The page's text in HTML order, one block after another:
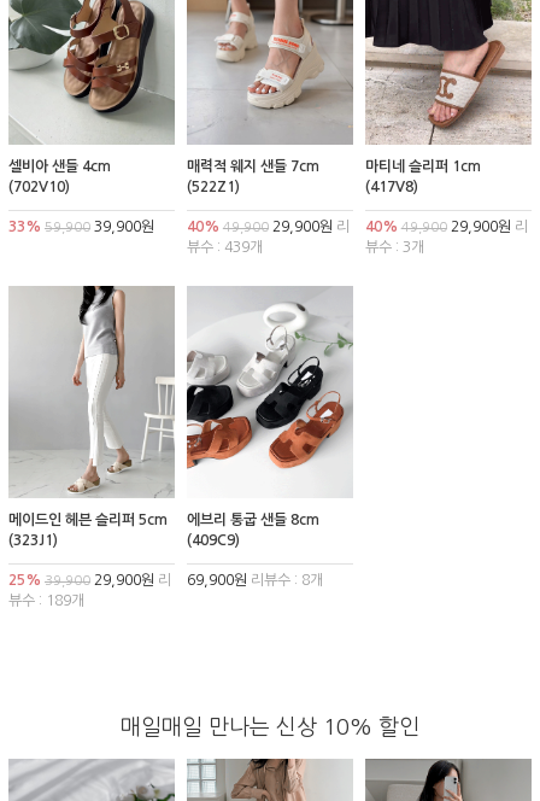
셀비아 샌들 4cm
(702V10)
33% 59,900 39,900원
매력적 웨지 샌들 7cm
(522Z1)
40% 49,90029,900원 리
뷰수 : 439개
마티네 슬리퍼 1cm
(417V8)
40% 49,90029,900원 리
뷰수 : 3개
메이드인 헤븐 슬리퍼 5cm
(323J1)
25% 39,900 29,900원 리
뷰수 : 189개
에브리 통굽 샌들 8cm
(409C9)
69,900원 리뷰수 : 8개
매일매일 만나는 신상 10% 할인